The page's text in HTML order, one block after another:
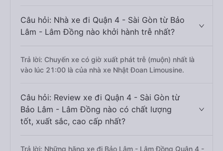
Câu hỏi: Nhà xe đi Quận 4 - Sài Gòn từ Bảo
Lâm - Lâm Đồng nào khởi hành trễ nhất?
Trả lời: Chuyến xe có giờ xuất phát trễ (muộn) nhất là
vào lúc 21:00 là của nhà xe Nhật Đoan Limousine.
Câu hỏi: Review xe đi Quận 4 - Sài Gòn từ
Bảo Lâm - Lâm Đồng nào có chất lượng
tốt, xuất sắc, cao cấp nhất?
Trả lời: Những hãng xe đi Bảo Lâm - Lâm Đồng Quận 4 -